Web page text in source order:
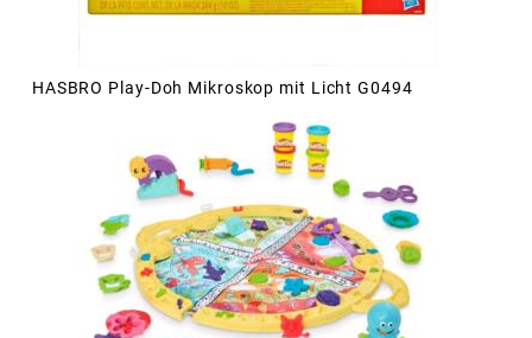
HASBRO Play-Doh Mikroskop mit Licht G0494